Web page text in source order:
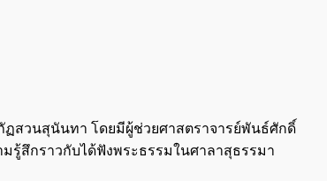
สวนสุนันทา โดยมีผู้ช่วยศาสตราจารย์พันธ์ศักดิ์
รู้สึกราวกับได้ฟังพระธรรมในศาลาสุธรรมา